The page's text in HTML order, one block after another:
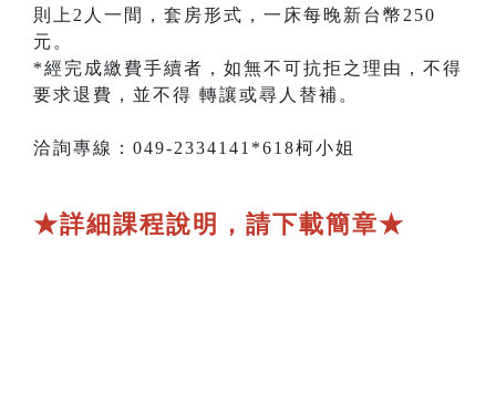
則上2人一間，套房形式，一床每晚新台幣250
元。
*經完成繳費手續者，如無不可抗拒之理由，不得
要求退費，並不得 轉讓或尋人替補。
洽詢專線：049-2334141*618柯小姐
★詳細課程說明，請下載簡章★